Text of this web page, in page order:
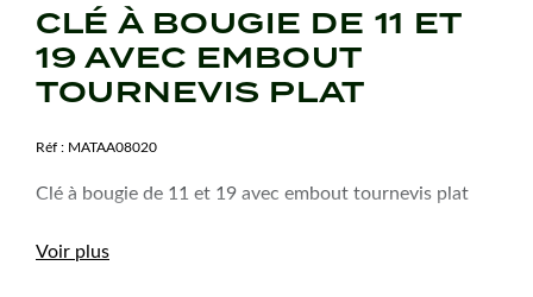
CLÉ À BOUGIE DE 11 ET
19 AVEC EMBOUT
TOURNEVIS PLAT
Réf : MATAA08020
Clé à bougie de 11 et 19 avec embout tournevis plat
Voir plus